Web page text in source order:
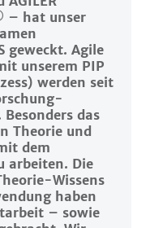
– hat unser
geweckt. Agile
unserem PIP
werden seit
das
Theorie und
dem
arbeiten. Die
Wissens
haben
– sowie